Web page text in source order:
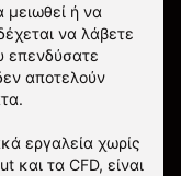
ή να
να λάβετε
επενδύσατε
αποτελούν
εργαλεία χωρίς
και τα CFD, είναι